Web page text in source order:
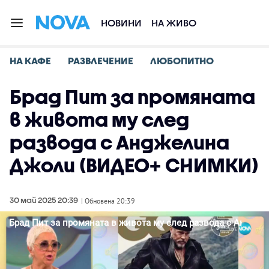
НОВИНИ НА ЖИВО
НА КАФЕ РАЗВЛЕЧЕНИЕ ЛЮБОПИТНО
Брад Пит за промяната
в живота му след
развода с Анджелина
Джоли (ВИДЕО+ СНИМКИ)
30 май 2025 20:39 | Обновена 20:39